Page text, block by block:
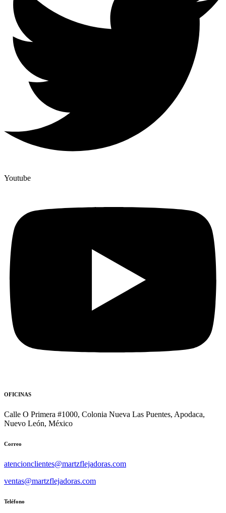
Youtube
OFICINAS
Calle O Primera #1000, Colonia Nueva Las Puentes, Apodaca,
Nuevo León, México
Correo
atencionclientes@martzflejadoras.com
ventas@martzflejadoras.com
Teléfono